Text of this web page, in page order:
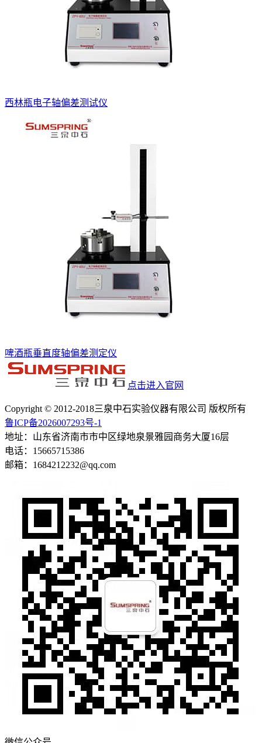
西林瓶电子轴偏差测试仪
啤酒瓶垂直度轴偏差测定仪
点击进入官网
Copyright © 2012-2018三泉中石实验仪器有限公司 版权所有
鲁ICP备2026007293号-1
地址：山东省济南市市中区绿地泉景雅园商务大厦16层
电话：15665715386
邮箱：1684212232@qq.com